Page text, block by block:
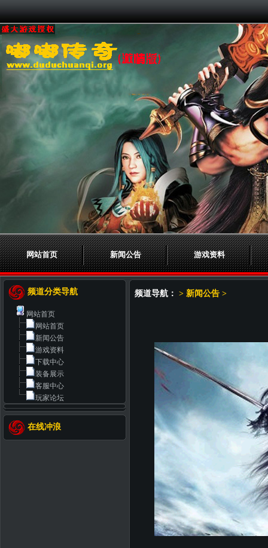
网站首页 新闻公告 游戏资料
频道分类导航
网站首页
网站首页
新闻公告
游戏资料
下载中心
装备展示
客服中心
玩家论坛
在线冲浪
频道导航： > 新闻公告 >